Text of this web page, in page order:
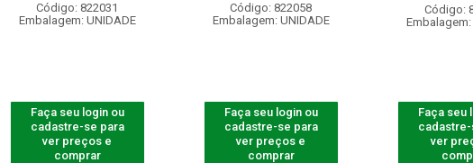
Código: 822031
Embalagem: UNIDADE
Faça seu login ou
cadastre-se para
ver preços e
comprar
Código: 822058
Embalagem: UNIDADE
Faça seu login ou
cadastre-se para
ver preços e
comprar
Código:
Embalagem:
Faça seu
ver